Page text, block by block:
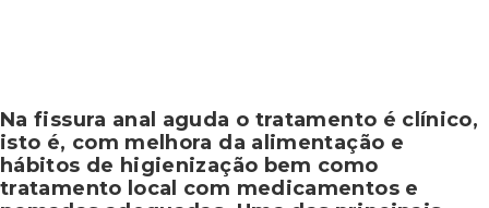
Na fissura anal aguda o tratamento é clínico,
isto é, com melhora da alimentação e
hábitos de higienização bem como
tratamento local com medicamentos e